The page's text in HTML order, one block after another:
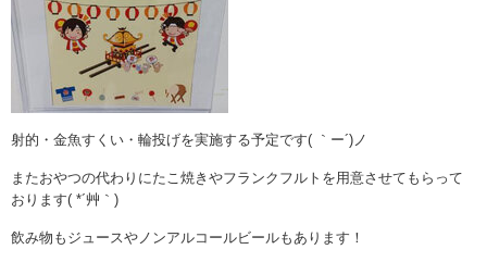
射的・金魚すくい・輪投げを実施する予定です( ｀ー´)ノ
またおやつの代わりにたこ焼きやフランクフルトを用意させてもらって
おります( *´艸｀)
飲み物もジュースやノンアルコールビールもあります！